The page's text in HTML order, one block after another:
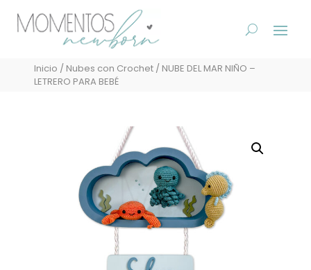
Inicio / Nubes con Crochet/ NUBE DEL MAR NIÑO –
LETRERO PARA BEBÉ